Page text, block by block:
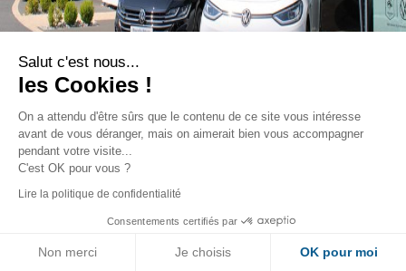
Lorem ipsum dolor sit amet, consectetur adipiscing elit.
Ut elit tellus, luctus nec ullamcorper mattis, pulvinar
les Cookies !
ce site vous intéresse avant de vous
déranger, mais on aimerait bien vous accompagner pendant votre
visite...
C'est OK pour vous ?
Lire la politique de confidentialité
Consentements certifiés par
Non merci Je choisis OK pour moi